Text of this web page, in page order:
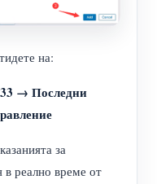
на:
→ Последни
за
реално време от